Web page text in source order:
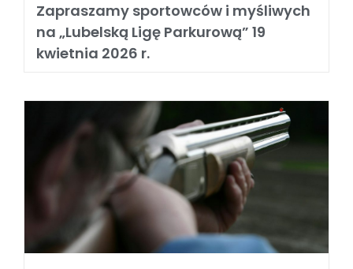
Zapraszamy sportowców i myśliwych
na „Lubelską Ligę Parkurową” 19
kwietnia 2026 r.